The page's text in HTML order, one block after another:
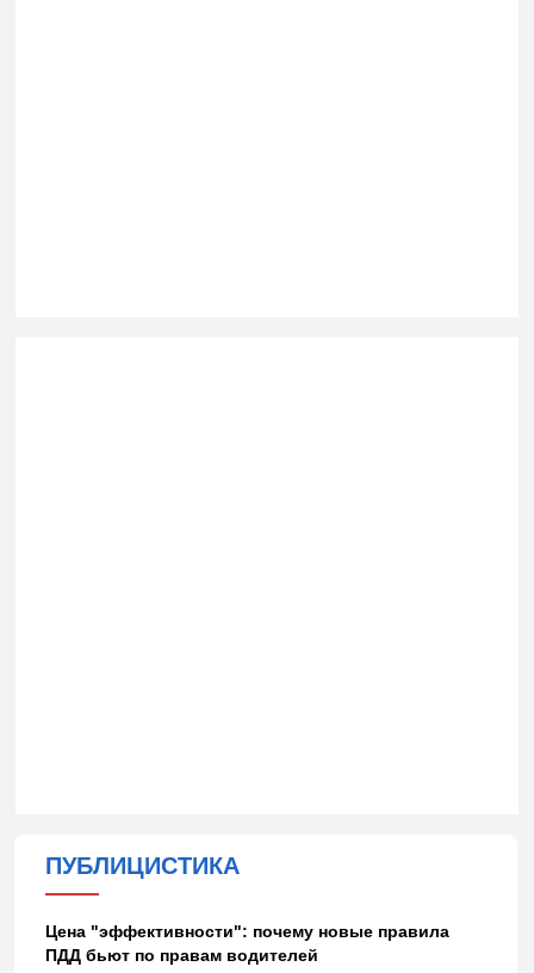
ПУБЛИЦИСТИКА
Цена "эффективности": почему новые правила
ПДД бьют по правам водителей